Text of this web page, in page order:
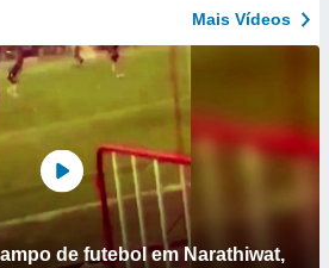
Mais Vídeos
de futebol em Narathiwat,